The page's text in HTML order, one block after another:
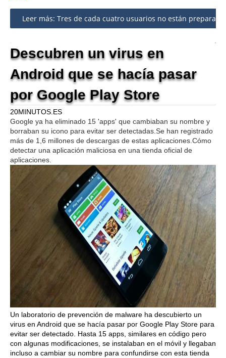
Share
Leer más: Tres de cada cuatro usuarios no están
Descubren un virus en
Android que se hacía pasar
por Google Play Store
20MINUTOS.ES
Google ya ha eliminado 15 'apps' que cambiaban su nombre y
borraban su icono para evitar ser detectadas.Se han registrado
más de 1,6 millones de descargas de estas aplicaciones.Cómo
detectar una aplicación maliciosa en una tienda oficial de
aplicaciones.
Un laboratorio de prevención de malware ha descubierto un
virus en Android que se hacía pasar por Google Play Store para
evitar ser detectado. Hasta 15 apps, similares en código pero
con algunas modificaciones, se instalaban en el móvil y llegaban
incluso a cambiar su nombre para confundirse con esta tienda